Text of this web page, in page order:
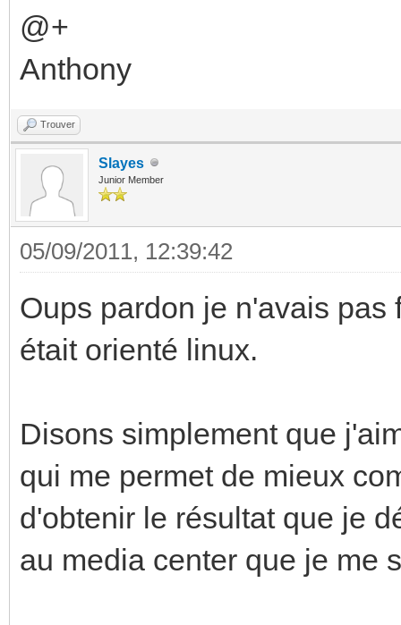
@+
Anthony
Trouver
Slayes
Junior Member
05/09/2011, 12:39:42
Oups pardon je n'avais
était orienté linux.
Disons simplement que
qui me permet de mieux
d'obtenir le résultat que je
au media center que je me